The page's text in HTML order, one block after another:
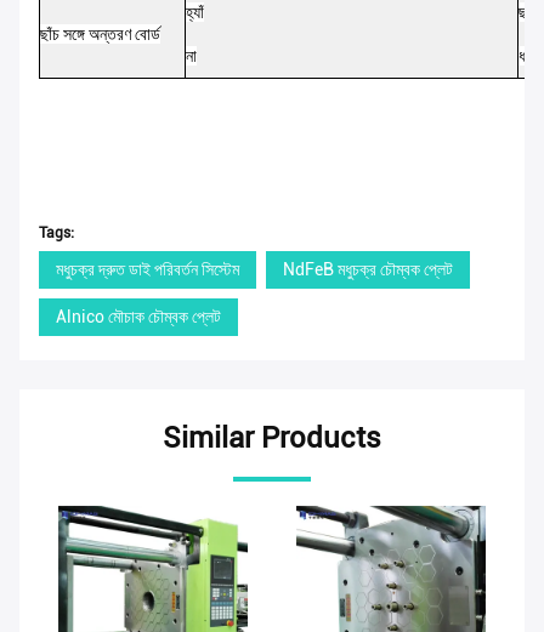
ছাঁচসঙ্গেঅন্তরণবোর্ড
হ্যাঁ
না
ছাঁচ
Tags:
মধুচক্র দ্রুত ডাই পরিবর্তন সিস্টেম NdFeB মধুচক্র চৌম্বক প্লেট
Alnico মৌচাক চৌম্বক প্লেট
Similar Products